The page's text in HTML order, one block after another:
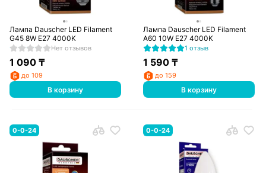
Лампа Dauscher LED Filament
G45 8W E27 4000K
Нет отзывов
1 090₸
до 109
В корзину
Лампа Dauscher LED Filament
A60 10W E27 4000K
1 отзыв
1 590 ₸
до 159
В корзину
0-0-24 0-0-24